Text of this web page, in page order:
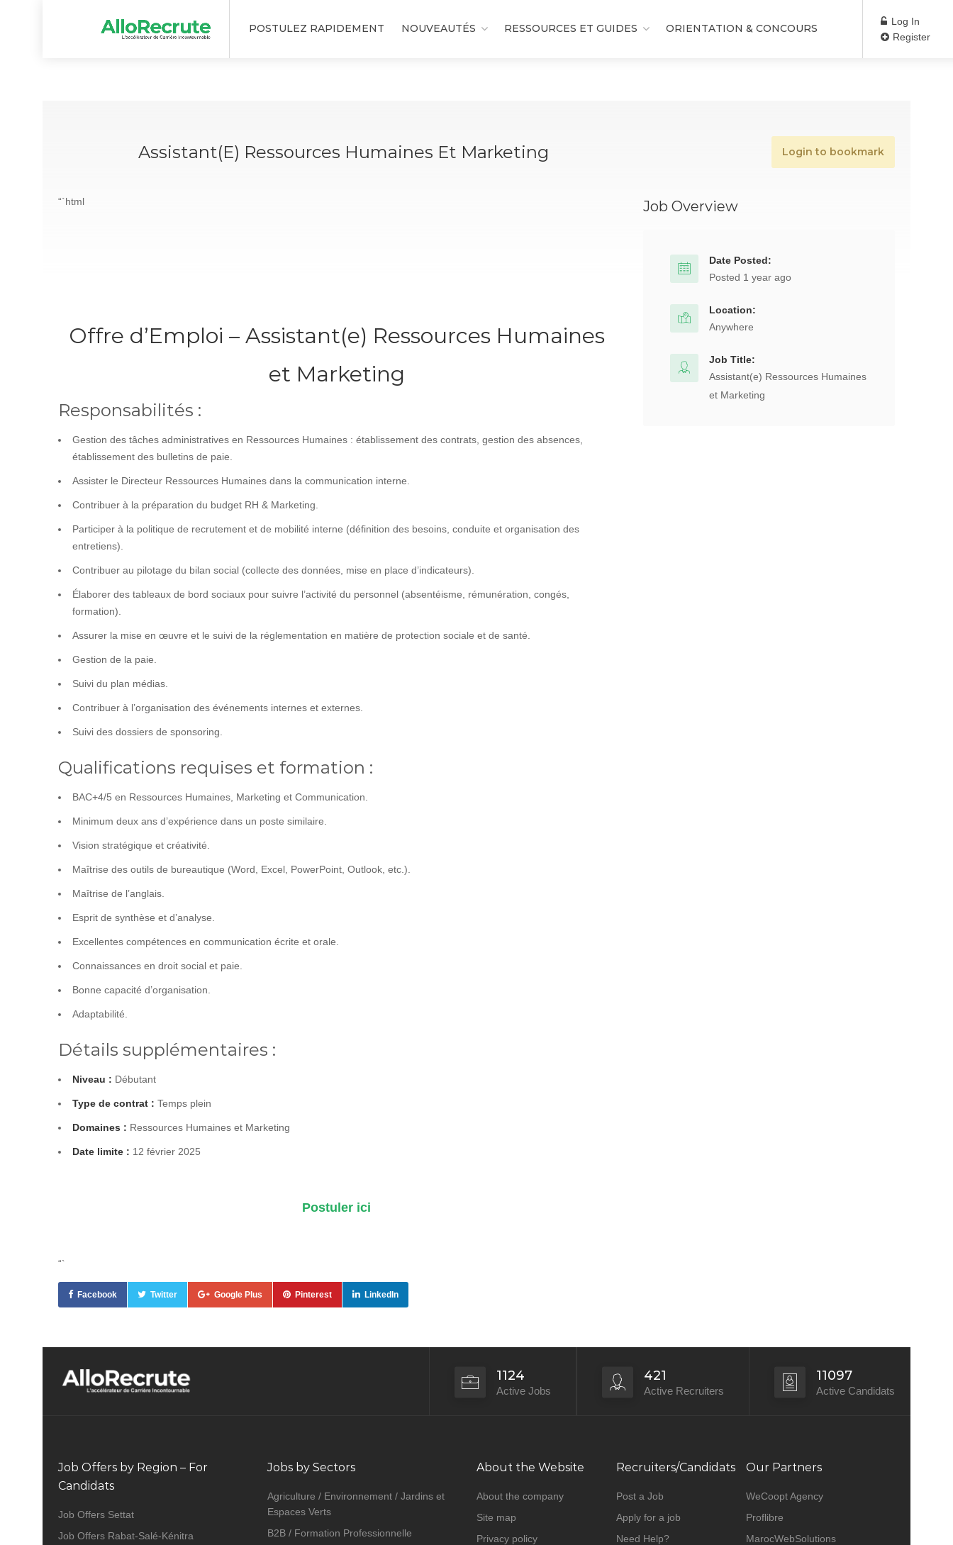
POSTULEZ RAPIDEMENT NOUVEAUTÉS RESSOURCES ET GUIDES ORIENTATION & CONCOURS
Log In
Register
Assistant(e) Ressources Humaines Et Marketing Login to bookmark
“`html
Offre d’Emploi – Assistant(e) Ressources Humaines
et Marketing
Responsabilités :
Gestion des tâches administratives en Ressources Humaines : établissement des contrats, gestion des absences,
établissement des bulletins de paie.
Assister le Directeur Ressources Humaines dans la communication interne.
Contribuer à la préparation du budget RH & Marketing.
Participer à la politique de recrutement et de mobilité interne (définition des besoins, conduite et organisation des
entretiens).
Contribuer au pilotage du bilan social (collecte des données, mise en place d’indicateurs).
Élaborer des tableaux de bord sociaux pour suivre l’activité du personnel (absentéisme, rémunération, congés,
formation).
Assurer la mise en œuvre et le suivi de la réglementation en matière de protection sociale et de santé.
Gestion de la paie.
Suivi du plan médias.
Contribuer à l’organisation des événements internes et externes.
Suivi des dossiers de sponsoring.
Qualifications requises et formation :
BAC+4/5 en Ressources Humaines, Marketing et Communication.
Minimum deux ans d’expérience dans un poste similaire.
Vision stratégique et créativité.
Maîtrise des outils de bureautique (Word, Excel, PowerPoint, Outlook, etc.).
Maîtrise de l’anglais.
Esprit de synthèse et d’analyse.
Excellentes compétences en communication écrite et orale.
Connaissances en droit social et paie.
Bonne capacité d’organisation.
Adaptabilité.
Détails supplémentaires :
Niveau : Débutant
Type de contrat : Temps plein
Domaines : Ressources Humaines et Marketing
Date limite : 12 février 2025
Postuler ici
“`
Facebook Twitter Google Plus Pinterest LinkedIn
Job Overview
Date Posted:
Posted 1 year ago
Location:
Anywhere
Job Title:
Assistant(e) Ressources Humaines
et Marketing
1124
Active Jobs
421
Active Recruiters
11097
Active Candidats
Job Offers by Region – For
Candidats
Job Offers Settat
Job Offers Rabat-Salé-Kénitra
Jobs by Sectors
Agriculture / Environnement / Jardins et
Espaces Verts
B2B / Formation Professionnelle
About the Website
About the company
Site map
Privacy policy
Recruiters/Candidats
Post a Job
Apply for a job
Need Help?
Our Partners
WeCoopt Agency
Proflibre
MarocWebSolutions